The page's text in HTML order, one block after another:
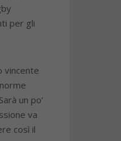
per gli
vincente
un po’
va
così il